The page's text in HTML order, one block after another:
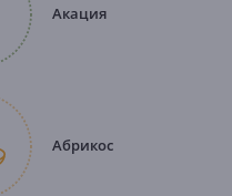
Акация
Абрикос